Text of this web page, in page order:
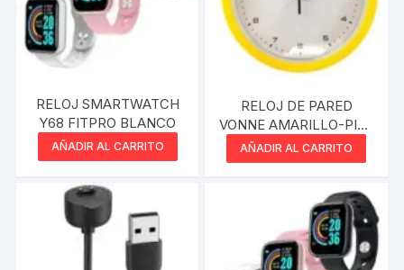
RELOJ SMARTWATCH
Y68 FITPRO BLANCO
AÑADIR AL CARRITO
RELOJ DE PARED
VONNE AMARILLO-PILA
AA x1
AÑADIR AL CARRITO